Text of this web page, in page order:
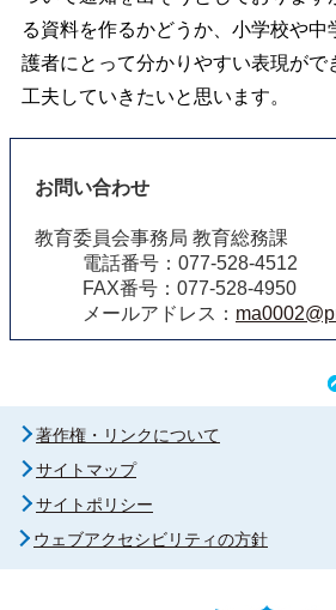
る資料を作るかどうか、小学校や中
護者にとって分かりやすい表現がで
工夫していきたいと思います。
お問い合わせ
教育委員会事務局 教育総務課
電話番号：077-528-4512
FAX番号：077-528-4950
メールアドレス：
著作権・リンクについて
サイトマップ
サイトポリシー
ウェブアクセシビリティの方針